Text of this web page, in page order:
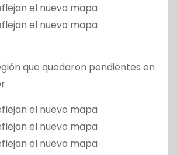
que quedaron pendientes en